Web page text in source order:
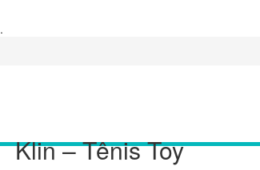
.
Klin – Tênis Toy